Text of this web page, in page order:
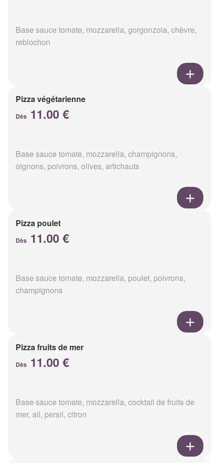
Base sauce tomate, mozzarella, gorgonzola, chèvre,
reblochon
Pizza végétarienne
Dès 11.00 €
Base sauce tomate, mozzarella, champignons,
oignons, poivrons, olives, artichauts
Pizza poulet
Dès 11.00 €
Base sauce tomate, mozzarella, poulet, poivrons,
champignons
Pizza fruits de mer
Dès 11.00 €
Base sauce tomate, mozzarella, cocktail de fruits de
mer, ail, persil, citron